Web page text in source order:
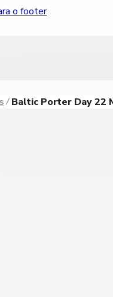
o footer
Baltic Porter Day 22